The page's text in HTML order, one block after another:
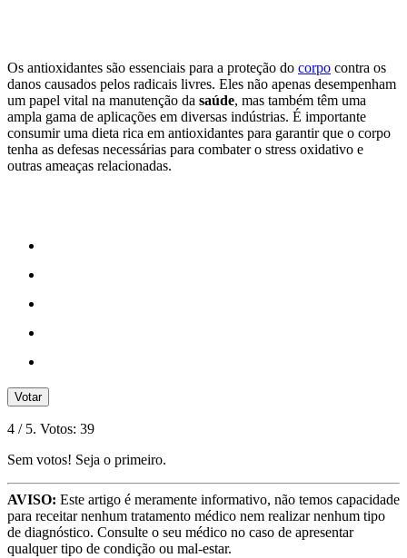
Os antioxidantes são essenciais para a proteção do corpo contra os
danos causados pelos radicais livres. Eles não apenas desempenham
um papel vital na manutenção da saúde, mas também têm uma
ampla gama de aplicações em diversas indústrias. É importante
consumir uma dieta rica em antioxidantes para garantir que o corpo
tenha as defesas necessárias para combater o stress oxidativo e
outras ameaças relacionadas.
Votar
4 / 5. Votos: 39
Sem votos! Seja o primeiro.
AVISO: Este artigo é meramente informativo, não temos capacidade
para receitar nenhum tratamento médico nem realizar nenhum tipo
de diagnóstico. Consulte o seu médico no caso de apresentar
qualquer tipo de condição ou mal-estar.